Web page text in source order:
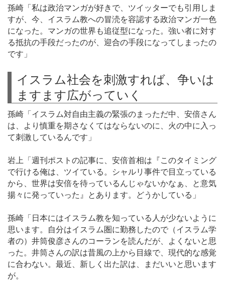
孫崎「私は政治マンガが好きで、ツイッターでも引用しま
すが、今、イスラム教への冒涜を容認する政治マンガ一色
になった。マンガの世界も追従型になった。強い者に対す
る抵抗の手段だったのが、迎合の手段になってしまったの
です」
イスラム社会を刺激すれば、争いは
ますます広がっていく
孫崎「イスラム対自由主義の緊張のまっただ中、安倍さん
は、より慎重を期さなくてはならないのに、火の中に入っ
て刺激しているんです」
岩上「週刊ポストの記事に、安倍首相は『このタイミング
で行ける俺は、ツイている。シャルリ事件で目立っている
から、世界は安倍を待っているんじゃないかなぁ、と意気
揚々に発っていった』とあります。どうかしている」
孫崎「日本にはイスラム教を知っている人が少ないように
思います。自分はイスラム圏に勤務したので（イスラム学
者の）井筒俊彦さんのコーランを読んだが、よくないと思
った。井筒さんの訳は昔風の上から目線で、現代的な感覚
に合わない。最近、新しく出た訳は、まだいいと思います
が。